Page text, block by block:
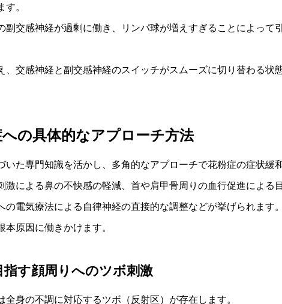
。
交感神経が過剰に働き、リンパ球が増えすぎることによって
、交感神経と副交感神経のスイッチがスムーズに切り替わる状
の具体的なアプローチ方法
た専門知識を活かし、多角的なアプローチで花粉症の症状緩
激による鼻の不快感の軽減、首や肩甲骨周りの血行促進による
電気療法による自律神経の直接的な調整などが挙げられます。
原因に働きかけます。
す顔周りへのツボ刺激
身の不調に対応するツボ（反射区）が存在します。